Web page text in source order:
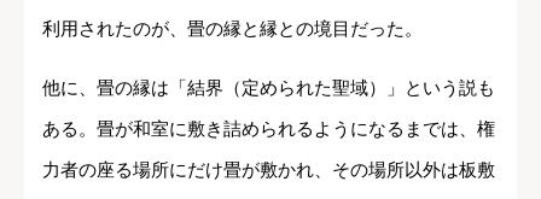
利用されたのが、畳の縁と縁との境目だった。
他に、畳の縁は「結界（定められた聖域）」という説も
ある。畳が和室に敷き詰められるようになるまでは、権
力者の座る場所にだけ畳が敷かれ、その場所以外は板敷